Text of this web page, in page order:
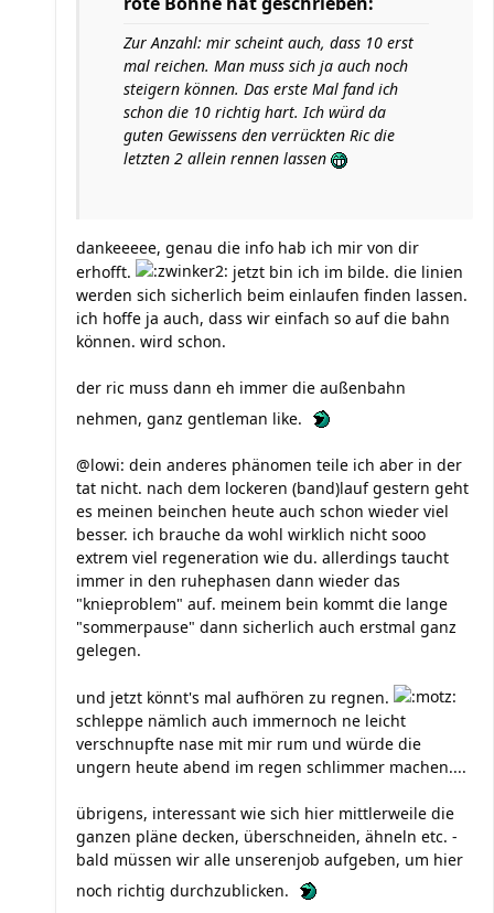
Zur Anzahl: mir scheint auch, dass 10 erst
mal reichen. Man muss sich ja auch noch
steigern können. Das erste Mal fand ich
schon die 10 richtig hart. Ich würd da
guten Gewissens den verrückten Ric die
letzten 2 allein rennen lassen
dankeeeee, genau die info hab ich mir von dir
erhofft.
jetzt bin ich im bilde. die linien
werden sich sicherlich beim einlaufen finden lassen.
ich hoffe ja auch, dass wir einfach so auf die bahn
können. wird schon.
der ric muss dann eh immer die außenbahn
nehmen, ganz gentleman like.
@lowi: dein anderes phänomen teile ich aber in der
tat nicht. nach dem lockeren (band)lauf gestern geht
es meinen beinchen heute auch schon wieder viel
besser. ich brauche da wohl wirklich nicht sooo
extrem viel regeneration wie du. allerdings taucht
immer in den ruhephasen dann wieder das
"knieproblem" auf. meinem bein kommt die lange
"sommerpause" dann sicherlich auch erstmal ganz
gelegen.
und jetzt könnt's mal aufhören zu regnen.
schleppe nämlich auch immernoch ne leicht
verschnupfte nase mit mir rum und würde die
ungern heute abend im regen schlimmer machen....
übrigens, interessant wie sich hier mittlerweile die
ganzen pläne decken, überschneiden, ähneln etc. -
bald müssen wir alle unserenjob aufgeben, um hier
noch richtig durchzublicken.